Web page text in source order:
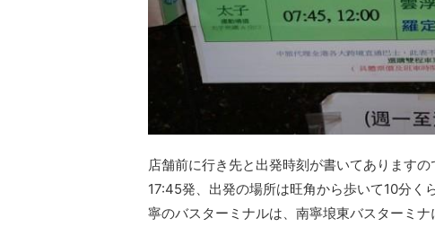
店舗前に行き先と出発時刻が書いてあります
17:45発、出発の場所は旺角から歩いて10分
寧のバスターミナルは、南寧埌東バスターミナ